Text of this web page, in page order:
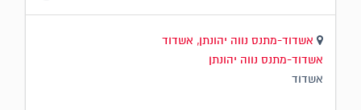
אשדוד-מתנס נווה יהונתן, אשדוד
אשדוד-מתנס נווה יהונתן
אשדוד